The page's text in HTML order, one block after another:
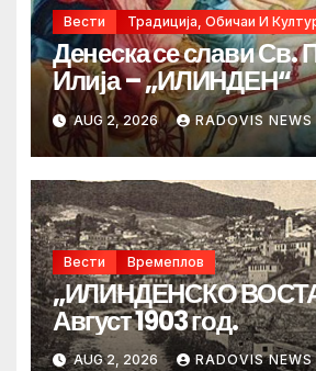
Вести Традиција, Обичаи И
Денеска се слави Св.
Илија – „ИЛИНДЕН“
AUG 2, 2026 RADOVIS NEWS
Вести Времеплов
„ИЛИНДЕНСКО
Август 1903 год.
AUG 2, 2026 RADOVIS NEWS